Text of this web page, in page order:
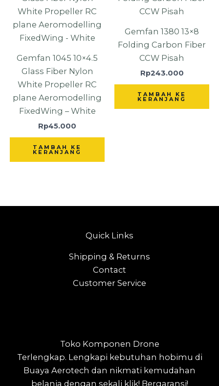
Gemfan 1045 10×4.5
Glass Fiber Nylon
White Propeller RC
plane Aeromodelling
FixedWing – White
Rp45.000
TAMBAH KE
KERANJANG
Gemfan 1380 13×8
Folding Carbon Fiber
CCW Pisah
Rp243.000
TAMBAH KE
KERANJANG
Toko Komponen Drone
Terlengkap. Lengkapi kebutuhan hobimu di
Buaya Aerotech dan nikmati kemudahan
belanja dengan sekali klik! Bergaransi!
Quick Links
Shipping & Returns
Contact
Customer Service